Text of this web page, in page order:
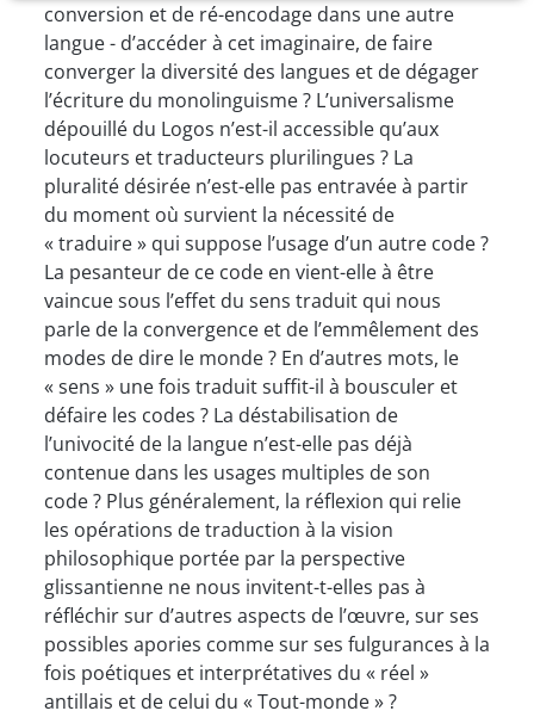
conversion et de ré-encodage dans une autre
langue - d’accéder à cet imaginaire, de faire
converger la diversité des langues et de dégager
l’écriture du monolinguisme ? L’universalisme
dépouillé du Logos n’est-il accessible qu’aux
locuteurs et traducteurs plurilingues ? La
pluralité désirée n’est-elle pas entravée à partir
du moment où survient la nécessité de
« traduire » qui suppose l’usage d’un autre code ?
La pesanteur de ce code en vient-elle à être
vaincue sous l’effet du sens traduit qui nous
parle de la convergence et de l’emmêlement des
modes de dire le monde ? En d’autres mots, le
« sens » une fois traduit suffit-il à bousculer et
défaire les codes ? La déstabilisation de
l’univocité de la langue n’est-elle pas déjà
contenue dans les usages multiples de son
code ? Plus généralement, la réflexion qui relie
les opérations de traduction à la vision
philosophique portée par la perspective
glissantienne ne nous invitent-t-elles pas à
réfléchir sur d’autres aspects de l’œuvre, sur ses
possibles apories comme sur ses fulgurances à la
fois poétiques et interprétatives du « réel »
antillais et de celui du « Tout-monde » ?